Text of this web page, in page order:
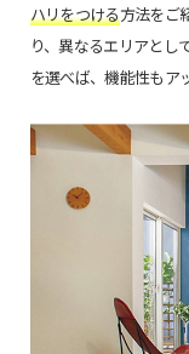
ハリをつける方法をご
り、異なるエリアとし
を選べば、機能性もア